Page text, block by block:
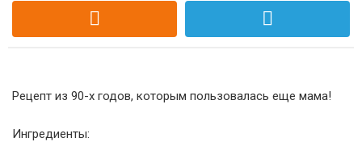
Рецепт из 90-х годов, которым пользовалась еще мама!
Ингредиенты: